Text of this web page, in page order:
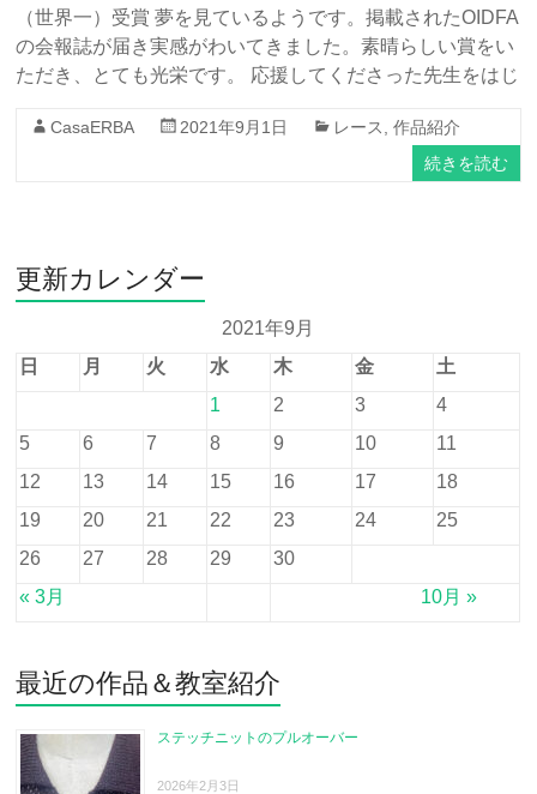
（世界一）受賞 夢を見ているようです。掲載されたOIDFA
の会報誌が届き実感がわいてきました。素晴らしい賞をい
ただき、とても光栄です。 応援してくださった先生をはじ
CasaERBA 2021年9月1日 レース ,作品紹介
続きを読む
更新カレンダー
2021年9月
日
月 火 水 木 金 土
« 3月 10月 »
1 2 3
4
5
6 7 8 9 10
11
12
13 14 15 16 17
18
19
20 21 22 23 24
25
26
27 28 29 30
最近の作品＆教室紹介
ステッチニットのプルオーバー
2026年2月3日